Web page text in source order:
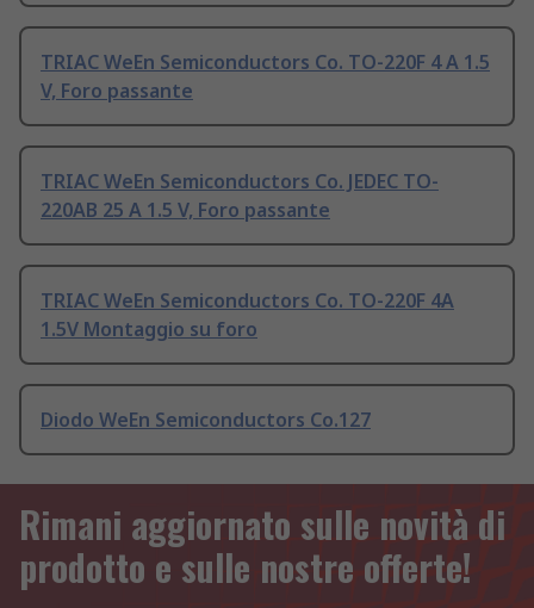
TRIAC WeEn Semiconductors Co. TO-220F 4 A 1.5
V, Foro passante
TRIAC WeEn Semiconductors Co. JEDEC TO-
220AB 25 A 1.5 V, Foro passante
TRIAC WeEn Semiconductors Co. TO-220F 4A
1.5V Montaggio su foro
Diodo WeEn Semiconductors Co.127
Rimani aggiornato sulle novità di
prodotto e sulle nostre offerte!